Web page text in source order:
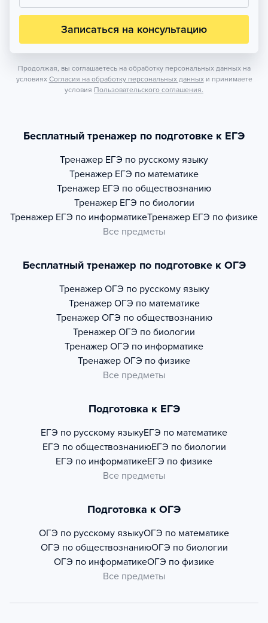
Записаться на консультацию
Продолжая, вы соглашаетесь на обработку персональных данных на
условиях Согласия на обработку персональных данных и принимаете
условия Пользовательского соглашения.
Бесплатный тренажер по подготовке к ЕГЭ
Тренажер ЕГЭ по русскому языку
Тренажер ЕГЭ по математике
Тренажер ЕГЭ по обществознанию
Тренажер ЕГЭ по биологии
Тренажер ЕГЭ по информатикеТренажер ЕГЭ по физике
Все предметы
Бесплатный тренажер по подготовке к ОГЭ
Тренажер ОГЭ по русскому языку
Тренажер ОГЭ по математике
Тренажер ОГЭ по обществознанию
Тренажер ОГЭ по биологии
Тренажер ОГЭ по информатике
Тренажер ОГЭ по физике
Все предметы
Подготовка к ЕГЭ
ЕГЭ по русскому языкуЕГЭ по математике
ЕГЭ по обществознаниюЕГЭ по биологии
ЕГЭ по информатикеЕГЭ по физике
Все предметы
Подготовка к ОГЭ
ОГЭ по русскому языкуОГЭ по математике
ОГЭ по обществознаниюОГЭ по биологии
ОГЭ по информатикеОГЭ по физике
Все предметы